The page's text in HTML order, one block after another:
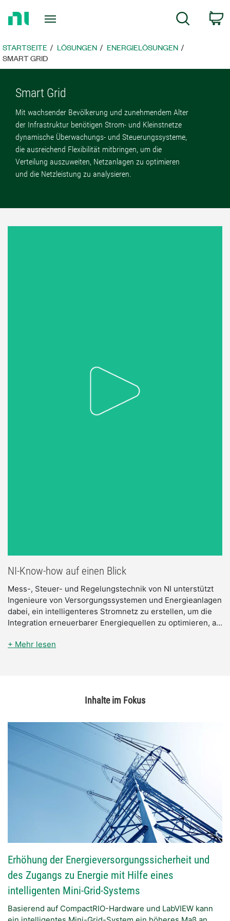
zur
Suche
STARTSEITE LÖSUNGEN
ENERGIELÖSUNGEN
SMART GRID
Smart Grid
Mit wachsender Bevölkerung und zunehmendem Alter
der Infrastruktur benötigen Strom- und Kleinstnetze
dynamische Überwachungs- und Steuerungssysteme,
die ausreichend Flexibilität mitbringen, um die
Verteilung auszuweiten, Netzanlagen zu optimieren
und die Netzleistung zu analysieren.
NI-Know-how auf einen Blick
Mess-, Steuer- und Regelungstechnik von NI unterstützt
Ingenieure von Versorgungssystemen und Energieanlagen
dabei, ein intelligenteres Stromnetz zu erstellen, um die
Integration erneuerbarer Energiequellen zu optimieren, a...
Mehr lesen
Inhalte im Fokus
Erhöhung der Energieversorgungssicherheit und
des Zugangs zu Energie mit Hilfe eines
intelligenten Mini-Grid-Systems
Basierend auf CompactRIO-Hardware und LabVIEW kann